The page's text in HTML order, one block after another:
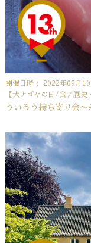
開催日時： 2022年09月
【大ナゴヤの日/食／歴史
ういろう持ち寄り会